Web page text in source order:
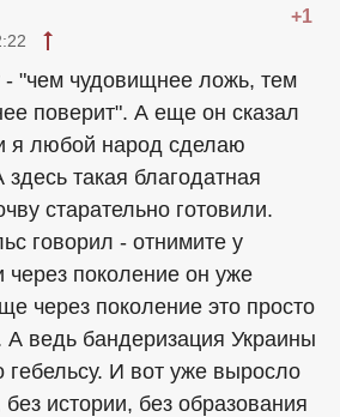
+1
- "чем чудовищнее ложь, тем
поверит". А еще он сказал
я любой народ сделаю
такая благодатная
старательно готовили.
говорил - отнимите у
через поколение он уже
через поколение это просто
А ведь бандеризация Украины
гебельсу. И вот уже выросло
истории, без образования